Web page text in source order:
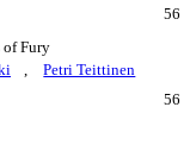
56
of Fury
, Petri Teittinen
56